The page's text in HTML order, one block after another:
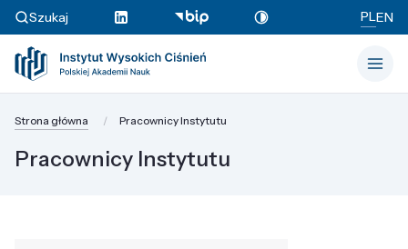
Szukaj PLEN
Strona główna Pracownicy Instytutu
Pracownicy Instytutu